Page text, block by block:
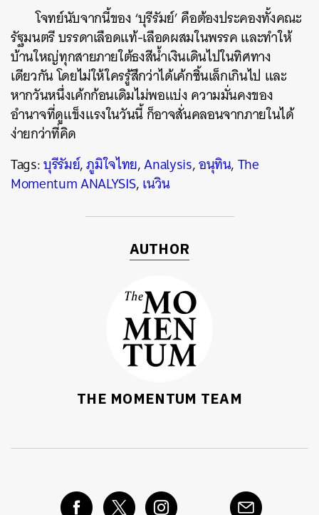
โจทย์นับจากนี้ของ ‘บุรีรัมย์’ คือต้องประคองทั้งคณะ
รัฐมนตรี บรรดาเลือดแท้-เลือดผสมในพรรค และทำให้
บ้านใหญ่ทุกสายภายใต้ธงสีน้ำเงินเดินไปในทิศทาง
เดียวกัน โดยไม่ให้ใครรู้สึกว่าได้เค้กชิ้นเล็กเกินไป และ
หากวันหนึ่งเค้กก้อนเดิมไม่พอแบ่ง ความมั่นคงของ
อำนาจที่ดูแข็งแรงในวันนี้ ก็อาจสั่นคลอนจากภายในได้
ง่ายกว่าที่คิด
Tags:บุรีรัมย์,ภูมิใจไทย,Analysis,อนุทิน,The
Momentum ANALYSIS,เนวิน
AUTHOR
THE MOMENTUM TEAM